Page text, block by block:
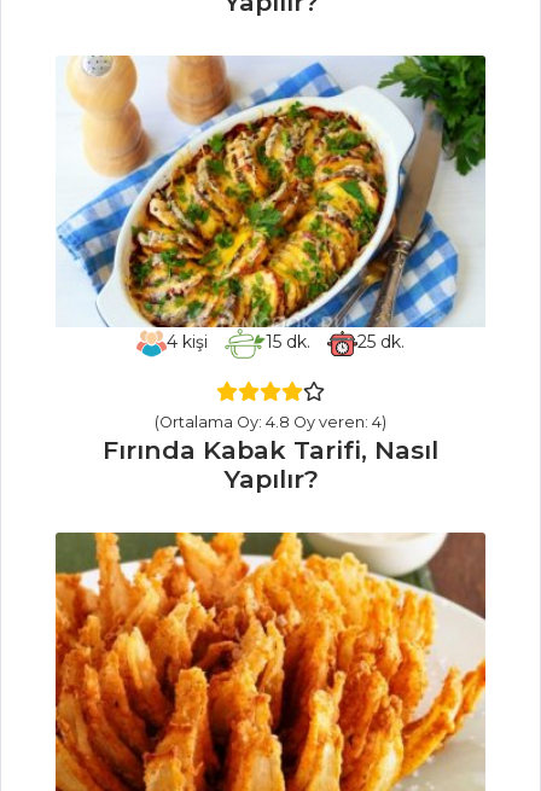
Tarifi, Nasıl Yapılır?
Dana Kavurma
Tarifi, Nasıl Yapılır?
Yenidünya
Kebabı Tarifi, Nasıl
Yapılır?
Et Yemekleri Tüm
Tarifleri
YEMEKLERI
Kolandrolu
Kolakas Tarifi, Nasıl
Yapılır?
Pekmezli
Patlıcan Tarifi, Nasıl
Yapılır?
Sebze Yemekleri
4kişi 15 dk. 25 dk.
(Ortalama Oy: 4.8 Oy veren: 4)
Fırında Kabak Tarifi, Nasıl
Yapılır?